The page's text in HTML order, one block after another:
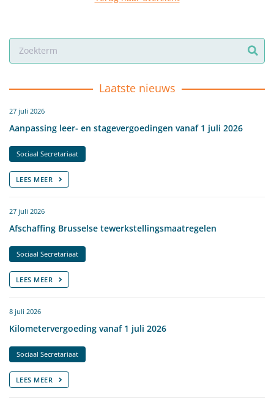
Laatste nieuws
27 juli 2026
Aanpassing leer- en stagevergoedingen vanaf 1 juli 2026
Sociaal Secretariaat
LEES MEER
27 juli 2026
Afschaffing Brusselse tewerkstellingsmaatregelen
Sociaal Secretariaat
LEES MEER
8 juli 2026
Kilometervergoeding vanaf 1 juli 2026
Sociaal Secretariaat
LEES MEER